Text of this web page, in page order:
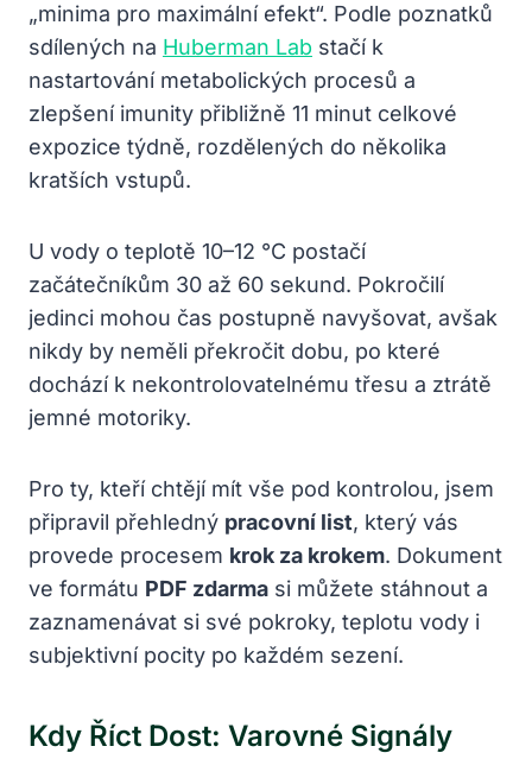
„minima pro maximální efekt“. Podle poznatků
sdílených na Huberman Lab stačí k
nastartování metabolických procesů a
zlepšení imunity přibližně 11 minut celkové
expozice týdně, rozdělených do několika
kratších vstupů.
U vody o teplotě 10–12 °C postačí
začátečníkům 30 až 60 sekund. Pokročilí
jedinci mohou čas postupně navyšovat, avšak
nikdy by neměli překročit dobu, po které
dochází k nekontrolovatelnému třesu a ztrátě
jemné motoriky.
Pro ty, kteří chtějí mít vše pod kontrolou, jsem
připravil přehledný pracovní list, který vás
provede procesem krok za krokem. Dokument
ve formátu PDF zdarma si můžete stáhnout a
zaznamenávat si své pokroky, teplotu vody i
subjektivní pocity po každém sezení.
Kdy Říct Dost: Varovné Signály